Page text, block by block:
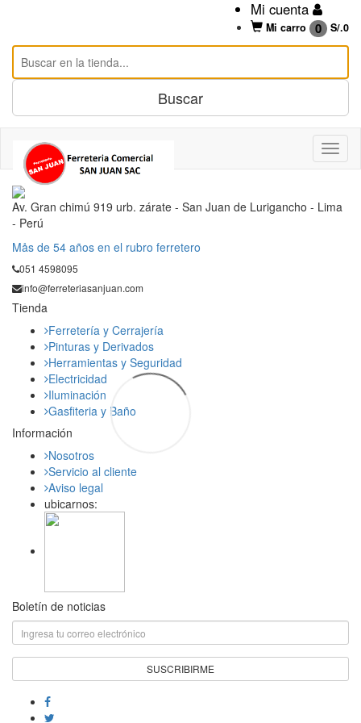
Mi cuenta
Mi carro 0 S/.0
Av. Gran chimú 919 urb. zárate - San Juan de Lurigancho - Lima
- Perú
Mås de 54 años en el rubro ferretero
051 4598095
info@ferreteriasanjuan.com
Tienda
Ferretería y Cerrajería
Pinturas y Derivados
Herramientas y Seguridad
Electricidad
Iluminación
Gasfiteria y Baño
Información
Nosotros
Servicio al cliente
Aviso legal
ubicarnos:
Boletín de noticias